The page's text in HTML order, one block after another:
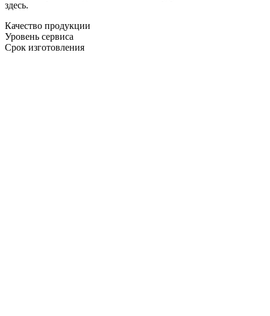
здесь.
Качество продукции
Уровень сервиса
Срок изготовления